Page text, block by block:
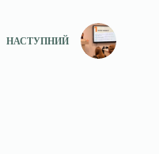
НАСТУПНИЙ